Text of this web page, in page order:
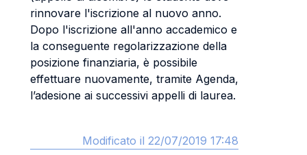
rinnovare l'iscrizione al nuovo anno.
Dopo l'iscrizione all'anno accademico e
la conseguente regolarizzazione della
posizione finanziaria, è possibile
effettuare nuovamente, tramite Agenda,
l’adesione ai successivi appelli di laurea.
Modificato il 22/07/2019 17:48